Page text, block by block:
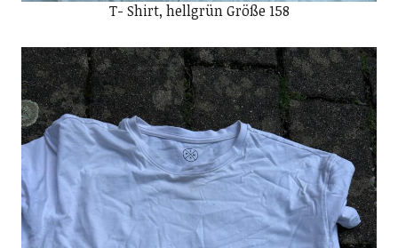
T- Shirt, hellgrün Größe 158